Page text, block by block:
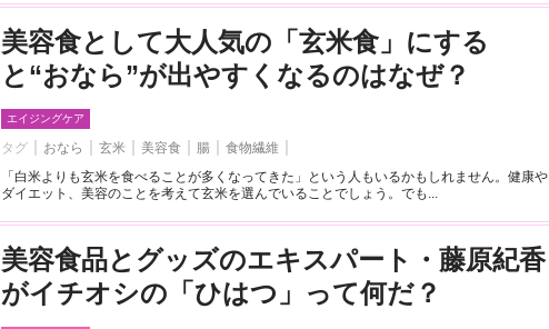
美容食として大人気の「玄米食」にする
と“おなら”が出やすくなるのはなぜ？
エイジングケア
タグ おなら 玄米 美容食 腸
食物繊維
「白米よりも玄米を食べることが多くなってきた」という人もいるかもしれません。健康や
ダイエット、美容のことを考えて玄米を選んでいることでしょう。でも...
美容食品とグッズのエキスパート・藤原紀香
がイチオシの「ひはつ」って何だ？